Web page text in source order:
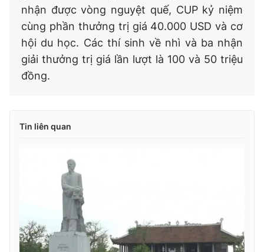
nhận được vòng nguyệt quế, CUP kỷ niệm
cùng phần thưởng trị giá 40.000 USD và cơ
hội du học. Các thí sinh về nhì và ba nhận
giải thưởng trị giá lần lượt là 100 và 50 triệu
đồng.
Tin liên quan